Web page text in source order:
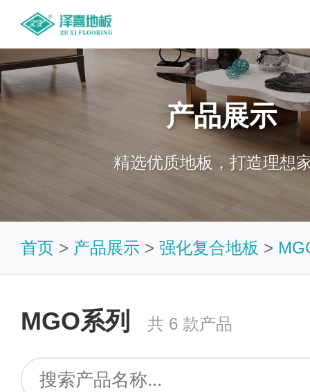
产品展示
精选优质地板，打造理想
首页 > 产品展示 > 强化复合地板 >
MGO系列 共 6 款产品